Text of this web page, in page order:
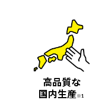
高品質な
国内生産※1